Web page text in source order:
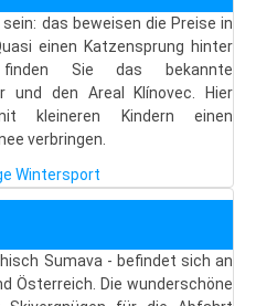
Hamburg
das beweisen die Preise in
einen Katzensprung hinter
Sie das bekannte
und den Areal Klínovec. Hier
kleineren Kindern einen
verbringen.
Sumava - befindet sich an
Österreich. Die wunderschöne